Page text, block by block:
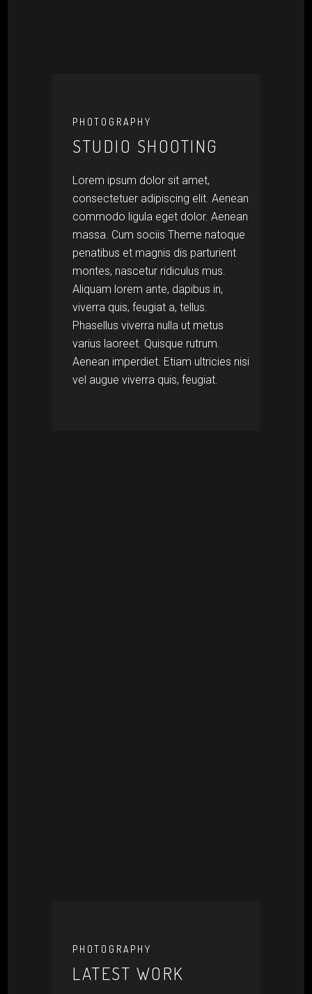
PHOTOGRAPHY
STUDIO SHOOTING
Lorem ipsum dolor sit amet,
consectetuer adipiscing elit. Aenean
commodo ligula eget dolor. Aenean
massa. Cum sociis Theme natoque
penatibus et magnis dis parturient
montes, nascetur ridiculus mus.
Aliquam lorem ante, dapibus in,
viverra quis, feugiat a, tellus.
Phasellus viverra nulla ut metus
varius laoreet. Quisque rutrum.
Aenean imperdiet. Etiam ultricies nisi
vel augue viverra quis, feugiat.
PHOTOGRAPHY
LATEST WORK